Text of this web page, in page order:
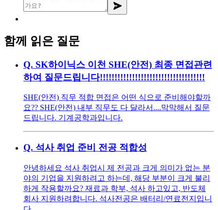
함께 읽은 질문
Q. SK하이닉스 이천 SHE(안전) 최종 면접관련
하여 질문드립니다!!!!!!!!!!!!!!!!!!!!!!!!!!!!!!!!!!!!
SHE(안전) 직무 적합 면접은 어떤 식으로 준비해야할까
요?? SHE(안전) 내부 직무도 다 달라서....막막해서 질문
드립니다. 기계공학과입니다.
Q. 석사 취업 준비 전공 적합성
안녕하세요 석사 취업시 제 전공과 크게 의미가 없는 분
야의 기업을 지원하려고 하는데, 해당 부분이 크게 불리
하게 작용할까요? 재료과 학부, 석사 하고있고, 반도체
회사 지원하려합니다. 석사전공은 배터리/연료전지입니